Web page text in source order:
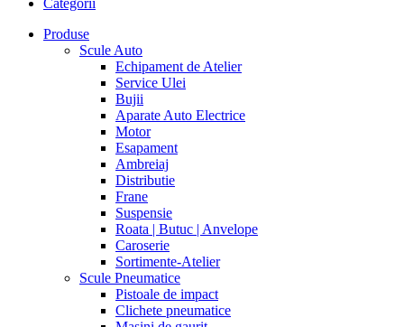
Produse
Scule Auto
Echipament de Atelier
Service Ulei
Bujii
Aparate Auto Electrice
Motor
Esapament
Ambreiaj
Distributie
Frane
Suspensie
Roata | Butuc | Anvelope
Caroserie
Sortimente-Atelier
Scule Pneumatice
Pistoale de impact
Clichete pneumatice